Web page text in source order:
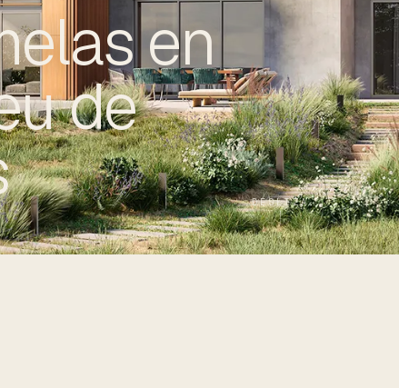
en
de
DESLIZA